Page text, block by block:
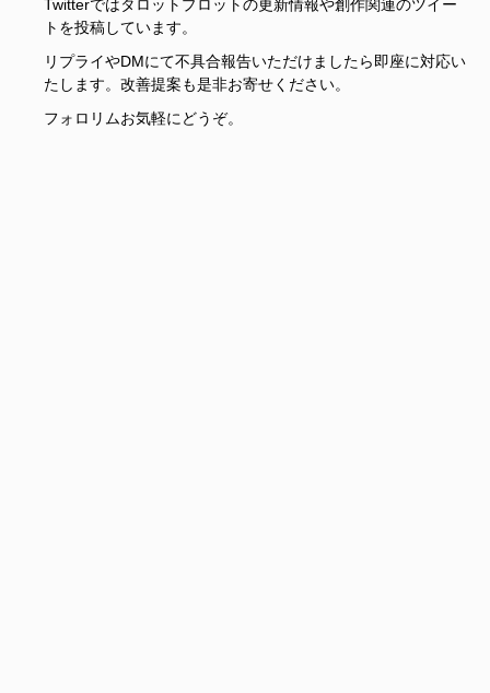
Twitterではタロットプロットの更新情報や創作関連のツイー
トを投稿しています。
リプライやDMにて不具合報告いただけましたら即座に対応い
たします。改善提案も是非お寄せください。
フォロリムお気軽にどうぞ。